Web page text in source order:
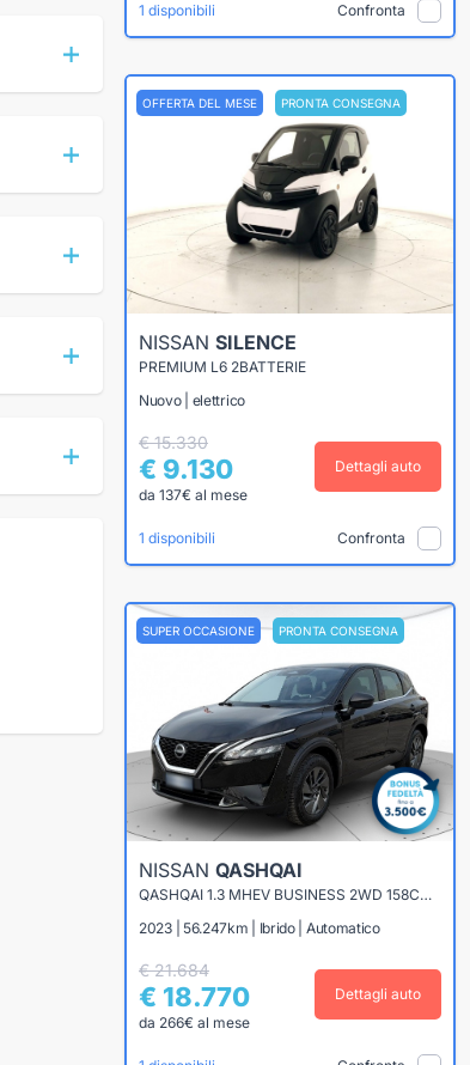
1 disponibili Confronta
OFFERTA DEL MESE PRONTA CONSEGNA
NISSAN SILENCE
PREMIUM L6 2BATTERIE
Nuovo | elettrico
€ 15.330
€ 9.130
da 137€ al mese
Dettagli auto
1 disponibili Confronta
SUPER OCCASIONE PRONTA CONSEGNA
NISSAN QASHQAI
QASHQAI 1.3 MHEV BUSINESS 2WD 158CV XTRONIC
2023 | 56.247km | Ibrido | Automatico
€ 21.684
€ 18.770
da 266€ al mese
Dettagli auto